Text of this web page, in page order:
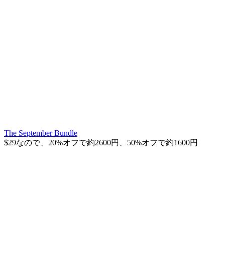
The September Bundle
$29なので、20%オフで約2600円、50%オフで約1600円